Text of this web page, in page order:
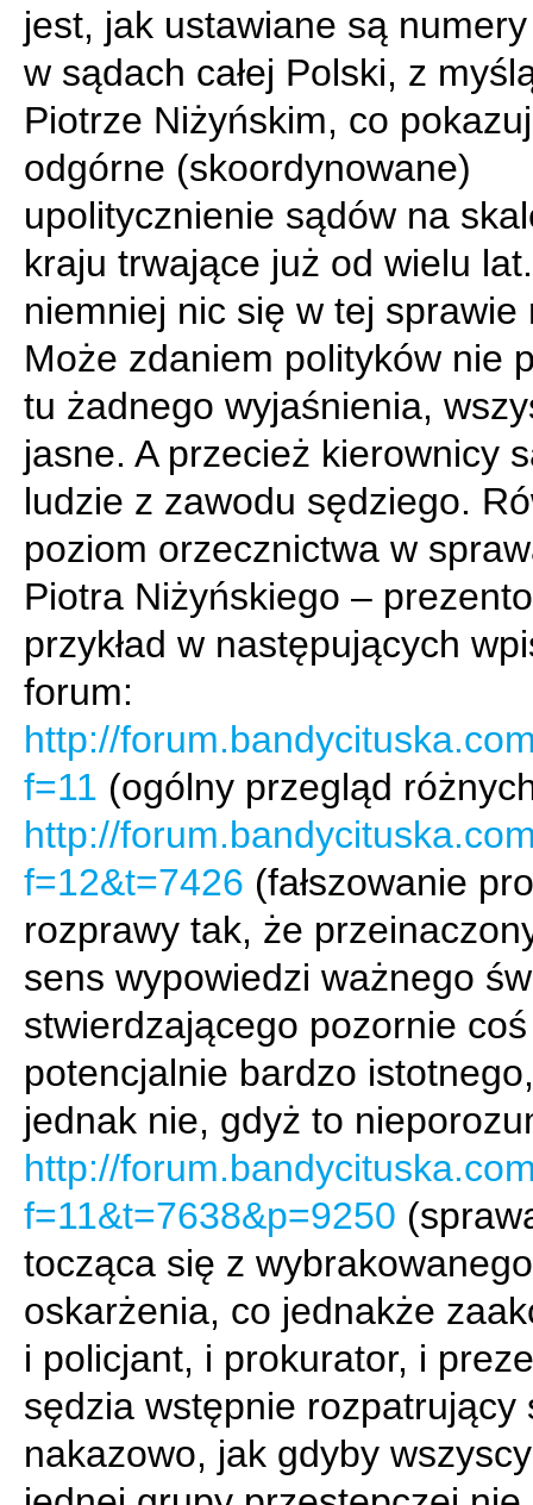
jest, jak ustawiane są
w sądach całej Polski, z
Piotrze Niżyńskim, co
odgórne (skoordynowane)
upolitycznienie sądów na
kraju trwające już od wielu
niemniej nic się w tej sprawie
Może zdaniem polityków nie
tu żadnego wyjaśnienia,
jasne. A przecież kierownicy
ludzie z zawodu sędziego.
poziom orzecznictwa w
Piotra Niżyńskiego –
przykład w następujących
forum:
http://
f=11 (ogólny przegląd
http://
f=12&t=7426 (fałszowanie
rozprawy tak, że
sens wypowiedzi ważnego
stwierdzającego pozornie coś
potencjalnie bardzo
jednak nie, gdyż to
http://
f=11&t=7638&p=9250
tocząca się z
oskarżenia, co jednakże
i policjant, i prokurator, i
sędzia wstępnie rozpatrujący
nakazowo, jak gdyby